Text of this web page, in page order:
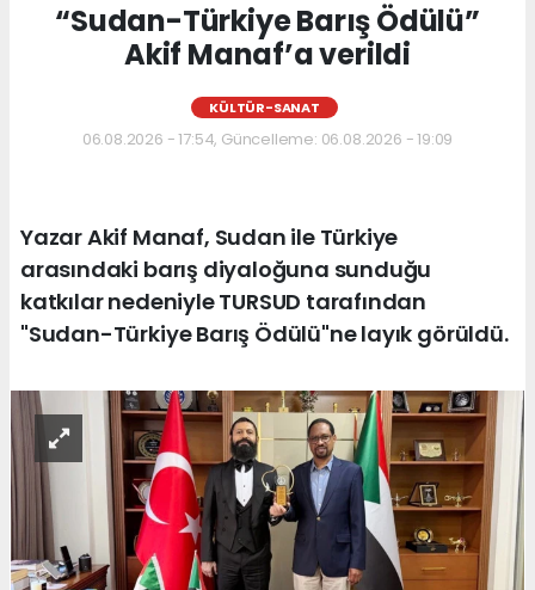
“Sudan-Türkiye Barış Ödülü”
Akif Manaf’a verildi
KÜLTÜR-SANAT
06.08.2026 - 17:54, Güncelleme: 06.08.2026 - 19:09
Yazar Akif Manaf, Sudan ile Türkiye
arasındaki barış diyaloğuna sunduğu
katkılar nedeniyle TURSUD tarafından
"Sudan-Türkiye Barış Ödülü"ne layık görüldü.